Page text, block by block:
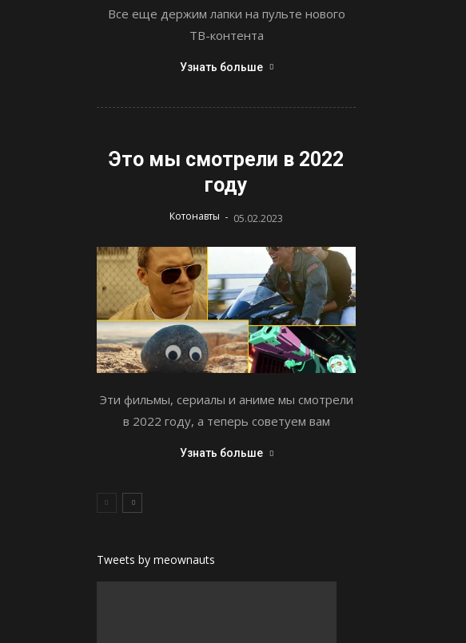
Все еще держим лапки на пульте нового
ТВ-контента
Узнать больше
Это мы смотрели в 2022
году
Котонавты - 05.02.2023
Эти фильмы, сериалы и аниме мы смотрели
в 2022 году, а теперь советуем вам
Узнать больше
Tweets by meownauts